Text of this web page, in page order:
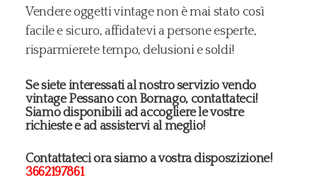
Vendere oggetti vintage non è mai stato così
facile e sicuro, affidatevi a persone esperte,
risparmierete tempo, delusioni e soldi!
Se siete interessati al nostro servizio vendo
vintage Pessano con Bornago, contattateci!
Siamo disponibili ad accogliere le vostre
richieste e ad assistervi al meglio!
Contattateci ora siamo a vostra disposzizione!
3662197861